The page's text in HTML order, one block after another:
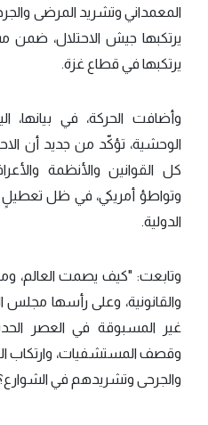
المعمداني وتشريد المرضى
يرتكبها جيش الاحتلال، ضمن
يرتكبها في قطاع غزة.
وأضافت الحركة، في بيانها،
الوحشية، تؤكّد من جديد أن
كل القوانين والأنظمة
وتواطؤ أمريكي، في ظل تعطيلٍ
الدولية.
وتابعت: "كيف يصمت العالم،
والقانونية، وعلى رأسها مجلس
غير المسبوقة في العصر
وقصف المستشفيات، وارتكاب
والجرحى وتشريدهم في